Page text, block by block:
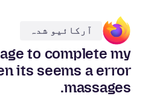
آرکائیو شدہ
to complete my
its seems a error
massages.